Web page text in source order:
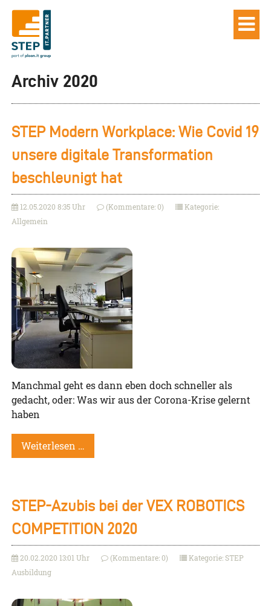
Archiv 2020
STEP Modern Workplace: Wie Covid 19
unsere digitale Transformation
beschleunigt hat
12.05.2020 8:35 Uhr (Kommentare: 0)
Kategorie:
Allgemein
Manchmal geht es dann eben doch schneller als
gedacht, oder: Was wir aus der Corona-Krise gelernt
haben
Weiterlesen …
STEP-Azubis bei der VEX ROBOTICS
COMPETITION 2020
20.02.2020 13:01 Uhr (Kommentare: 0)
Kategorie: STEP
Ausbildung